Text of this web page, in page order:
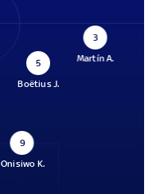
5
Boëtius J.
3
Martín A.
9
Onisiwo K.